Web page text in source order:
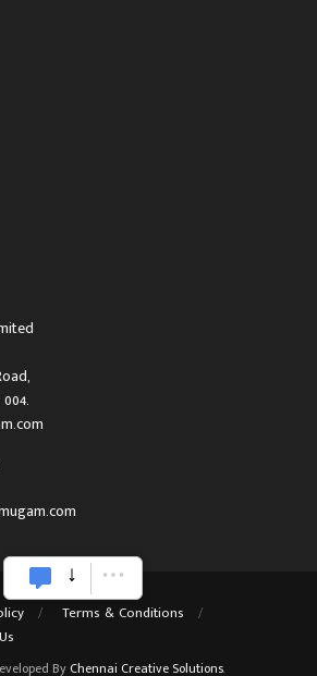
Terms & Conditions
By Chennai Creative Solutions.